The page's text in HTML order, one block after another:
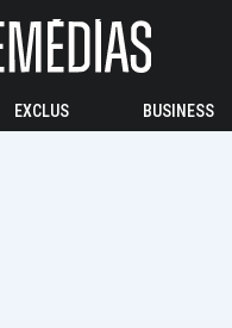
EXCLUS BUSINESS